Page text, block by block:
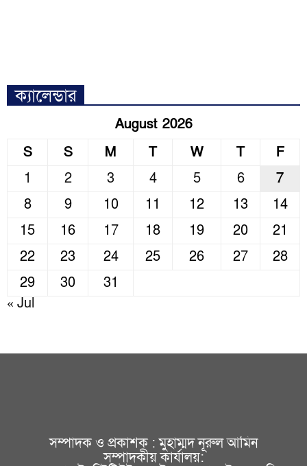
ক্যালেন্ডার
August 2026
S
S M T W T
F
1
2 3 4 5 6
7
8
9 10 11 12 13
14
15
16 17 18 19 20
21
22
23 24 25 26 27
28
29
30
31
« Jul
সম্পাদক ও প্রকাশক : মুহাম্মদ নূরুল আমিন
সম্পাদকীয় কার্যালয়: